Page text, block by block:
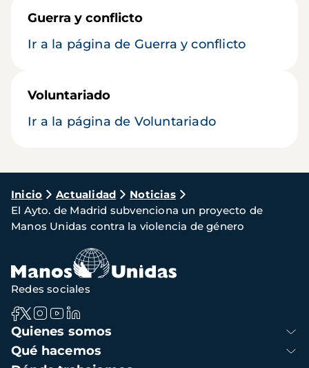
Guerra y conflicto
Ir a la página de Guerra y conflicto
Voluntariado
Ir a la página de Voluntariado
Ruta
de
navegación
Inicio Actualidad
Noticias
El Ayto. de Madrid subvenciona un proyecto de
Manos Unidas contra la violencia de género
Navegación
principal
Quienes somos
Qué hacemos
Redes sociales